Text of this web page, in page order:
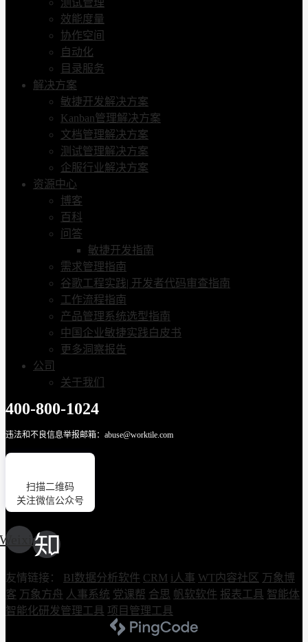
测试管理
效能度量
协作空间
自动化
目录服务
解决方案
敏捷开发解决方案
Kanban管理解决方案
文档管理解决方案
测试管理解决方案
企服行业解决方案
资源中心
博客
百科
问答
敏捷开发指南
需求管理指南
谷歌工程实践| 开发者代码审查指南
工作流程指南
产品管理系统选型指南
中国企业敏捷实践白皮书
更多洞察报告
公司
关于我们
400-800-1024
违法和不良信息举报邮箱：abuse@worktile.com
扫描二维码
关注微信公众号
Weixin
友情链接： BI数据分析软件 CRM i人事 WT内容社区 万象博
客 万象方舟 人事系统 党课帮 合思 帆软软件 报表工具 智能体
智能化研发管理工具 项目管理工具